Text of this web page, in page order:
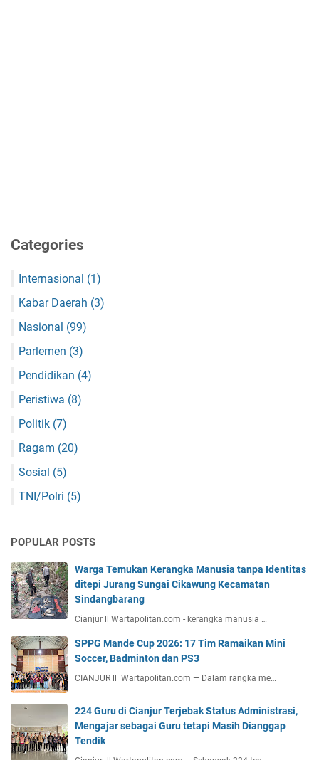
Categories
Internasional (1)
Kabar Daerah (3)
Nasional (99)
Parlemen (3)
Pendidikan (4)
Peristiwa (8)
Politik (7)
Ragam (20)
Sosial (5)
TNI/Polri (5)
POPULAR POSTS
Warga Temukan Kerangka Manusia tanpa Identitas
ditepi Jurang Sungai Cikawung Kecamatan
Sindangbarang
Cianjur ll Wartapolitan.com - kerangka manusia …
SPPG Mande Cup 2026: 17 Tim Ramaikan Mini
Soccer, Badminton dan PS3
CIANJUR ll Wartapolitan.com — Dalam rangka me…
224 Guru di Cianjur Terjebak Status Administrasi,
Mengajar sebagai Guru tetapi Masih Dianggap
Tendik